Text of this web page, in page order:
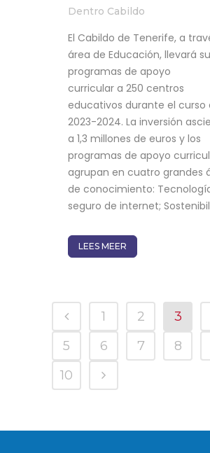
Dentro Cabildo
El Cabildo de Tenerife, a
área de Educación, llevará
programas de apoyo
curricular a 250 centros
educativos durante el curso
2023-2024. La inversión
a 1,3 millones de euros y los
programas de apoyo
agrupan en cuatro grandes
de conocimiento:
seguro de internet;
LEES MEER
1 2 3
5
6 7 8
10